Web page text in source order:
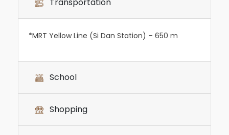
Transportation
*MRT Yellow Line (Si Dan Station) – 650 m
School
Shopping